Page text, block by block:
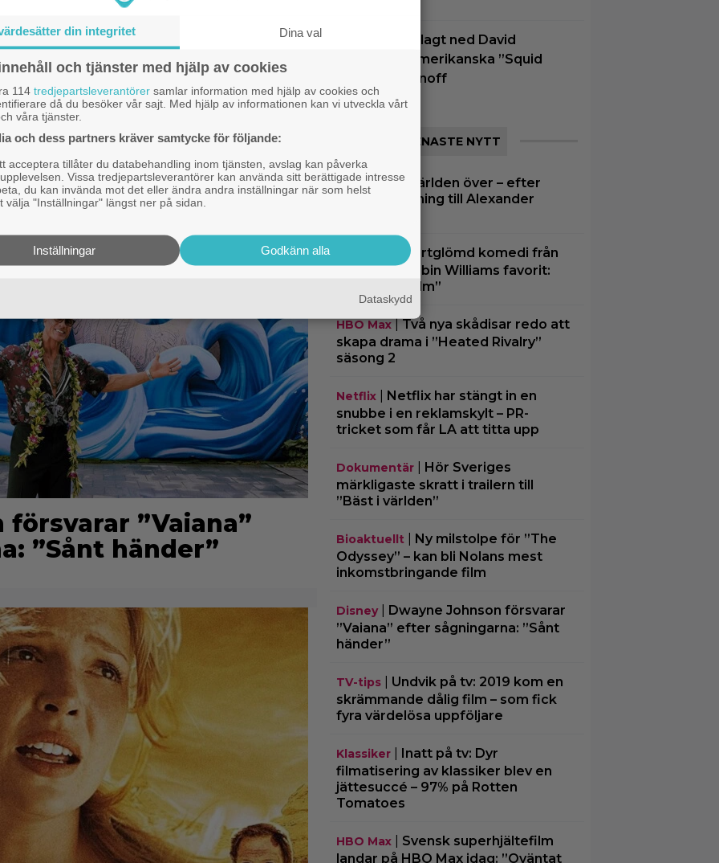
skratt i
världen”
”Vaiana”
”Sånt händer”
Netflix har lagt ned David
Finchers amerikanska ”Squid
Game”-spinoff
SENASTE NYTT
IKEA hyllas världen över – efter
briljant blinkning till Alexander
Bortglömd komedi från
1984 blev Robin Williams favorit:
”Min bästa film”
HBO Max| Två nya skådisar redo att
skapa drama i ”Heated Rivalry”
säsong 2
Netflix|
Netflix har stängt in en
snubbe i en reklamskylt – PR-
tricket som får LA att titta upp
Dokumentär|
Hör Sveriges
märkligaste skratt i trailern till
”Bäst i världen”
Bioaktuellt|
Ny milstolpe för ”The
Odyssey” – kan bli Nolans mest
inkomstbringande film
Disney|
Dwayne Johnson försvarar
”Vaiana” efter sågningarna: ”Sånt
händer”
TV-tips| Undvik på tv: 2019 kom en
skrämmande dålig film – som fick
fyra värdelösa uppföljare
Klassiker|
Inatt på tv: Dyr
filmatisering av klassiker blev en
jättesuccé – 97% på Rotten
Tomatoes
HBO Max| Svensk superhjältefilm
landar på HBO Max idag: ”Oväntat
din integritet Dina val
och tjänster med hjälp av cookies
114 tredjepartsleverantörer samlar information med hjälp av cookies och
då du besöker vår sajt. Med hjälp av informationen kan vi utveckla vårt
våra tjänster.
och dess partners kräver samtycke för följande:
acceptera tillåter du databehandling inom tjänsten, avslag kan påverka
Vissa tredjepartsleverantörer kan använda sitt berättigade intresse
du kan invända mot det eller ändra andra inställningar när som helst
välja "Inställningar" längst ner på sidan.
Godkänn alla
Inställningar
Dataskydd